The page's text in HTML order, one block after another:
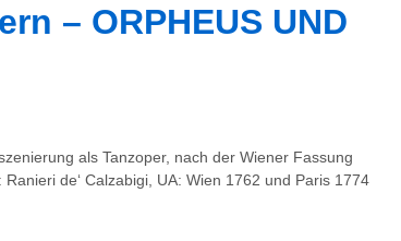
– ORPHEUS UND
als Tanzoper, nach der Wiener Fassung
de‘ Calzabigi, UA: Wien 1762 und Paris 1774